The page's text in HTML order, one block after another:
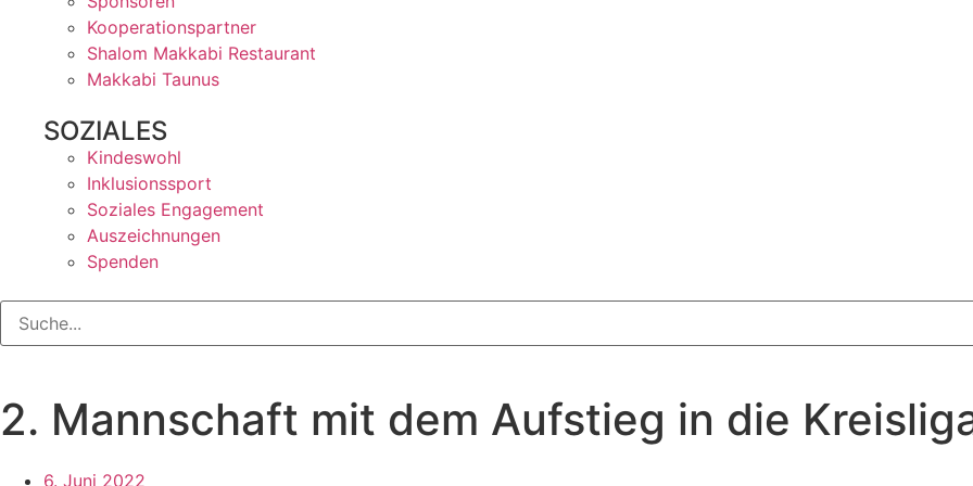
Kooperationspartner
Shalom Makkabi Restaurant
Makkabi Taunus
SOZIALES
Kindeswohl
Inklusionssport
Soziales Engagement
Auszeichnungen
Spenden
2. Mannschaft mit dem Aufstieg in die
6. Juni 2022